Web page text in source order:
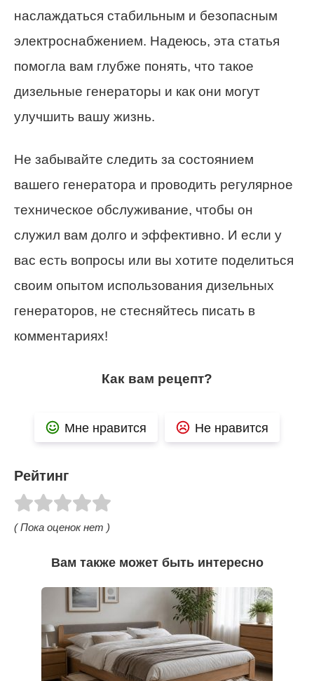
наслаждаться стабильным и безопасным
электроснабжением. Надеюсь, эта статья
помогла вам глубже понять, что такое
дизельные генераторы и как они могут
улучшить вашу жизнь.
Не забывайте следить за состоянием
вашего генератора и проводить регулярное
техническое обслуживание, чтобы он
служил вам долго и эффективно. И если у
вас есть вопросы или вы хотите поделиться
своим опытом использования дизельных
генераторов, не стесняйтесь писать в
комментариях!
Как вам рецепт?
Мне нравится Не нравится
Рейтинг
( Пока оценок нет )
Вам также может быть интересно